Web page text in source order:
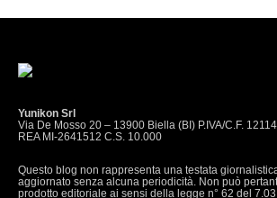
Yunikon Srl
Via De Mosso 20 – 13900 Biella (BI) P.IVA/C.F.
REA MI-2641512 C.S. 10.000
Questo blog non rappresenta una testata
aggiornato senza alcuna periodicità. Non può
prodotto editoriale ai sensi della legge n° 62 del